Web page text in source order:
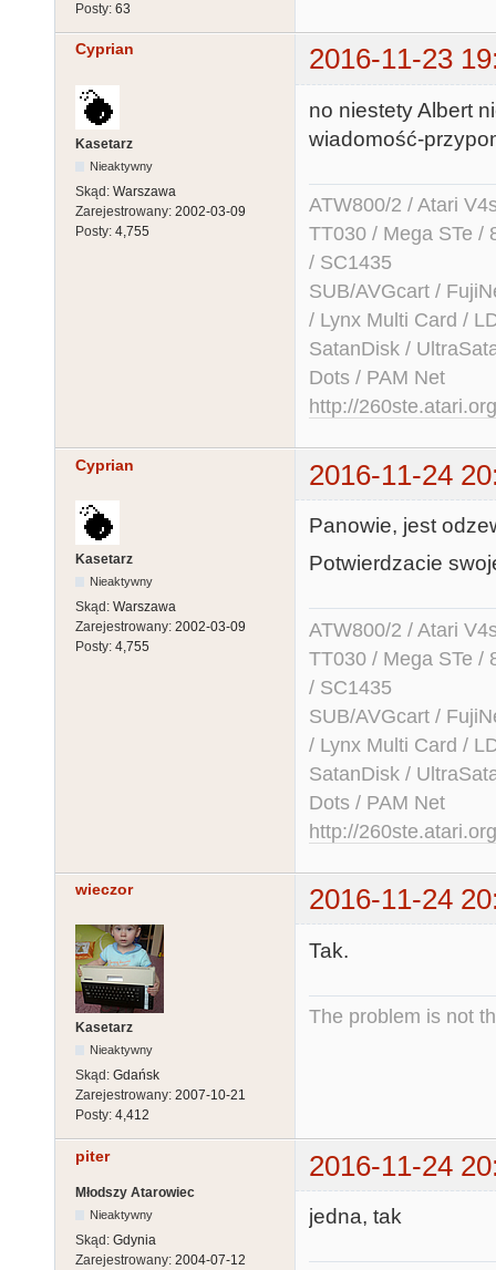
Posty: 63
Cyprian 2016-11-23
Kasetarz
Nieaktywny
Skąd: Warszawa
Zarejestrowany: 2002-03-09
Posty: 4,755
no niestety Albert
wiadomość-
ATW800/2 / Atari
TT030 / Mega STe /
/ SC1435
SUB/AVGcart /
/ Lynx Multi Card /
SatanDisk /
Dots / PAM Net
http://260ste.atari.org
Cyprian 2016-11-24
Kasetarz
Nieaktywny
Skąd: Warszawa
Zarejestrowany: 2002-03-09
Posty: 4,755
Panowie, jest
Potwierdzacie
ATW800/2 / Atari
TT030 / Mega STe /
/ SC1435
SUB/AVGcart /
/ Lynx Multi Card /
SatanDisk /
Dots / PAM Net
http://260ste.atari.org
wieczor 2016-11-24
Kasetarz
Nieaktywny
Skąd: Gdańsk
Zarejestrowany: 2007-10-21
Posty: 4,412
Tak.
The problem is not
piter 2016-11-24
Młodszy Atarowiec
Nieaktywny
Skąd: Gdynia
Zarejestrowany: 2004-07-12
jedna, tak